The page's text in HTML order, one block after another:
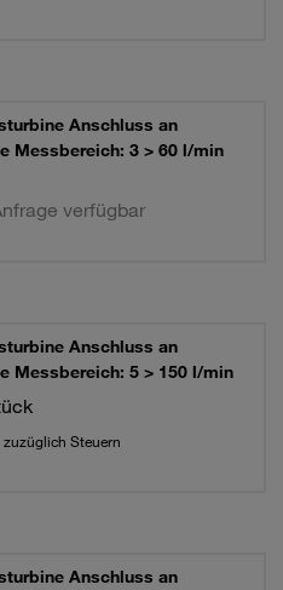
Anschluss an
Messbereich: 3 > 60 l/min
verfügbar
Anschluss an
Messbereich: 5 > 150 l/min
zuzüglich Steuern
Anschluss an